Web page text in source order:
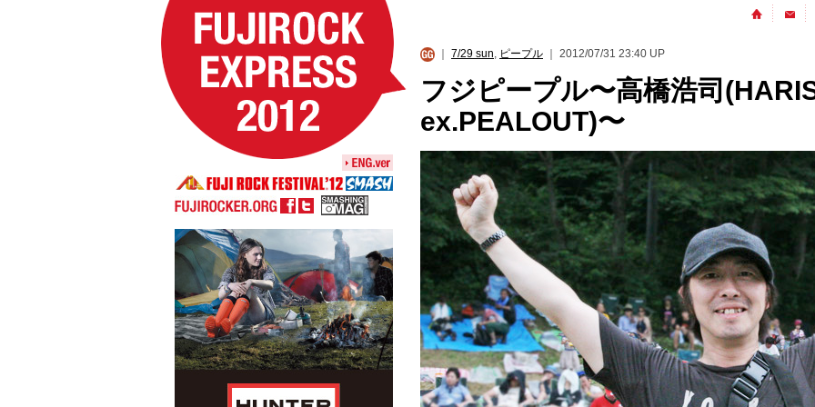
7/29 sun, ピープル ｜ 2012/07/31 23:40 UP
フジピープル〜高橋浩司
ex.PEALOUT)〜